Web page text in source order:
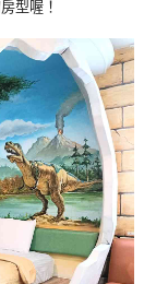
型喔！